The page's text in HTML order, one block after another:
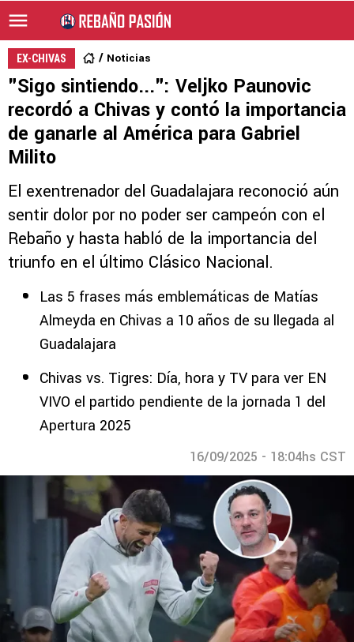
EX-CHIVAS Noticias
"Sigo sintiendo...": Veljko Paunovic
recordó a Chivas y contó la importancia
de ganarle al América para Gabriel
Milito
El exentrenador del Guadalajara reconoció aún
sentir dolor por no poder ser campeón con el
Rebaño y hasta habló de la importancia del
triunfo en el último Clásico Nacional.
Las 5 frases más emblemáticas de Matías
Almeyda en Chivas a 10 años de su llegada al
Guadalajara
Chivas vs. Tigres: Día, hora y TV para ver EN
VIVO el partido pendiente de la jornada 1 del
Apertura 2025
16/09/2025 - 18:04hs CST